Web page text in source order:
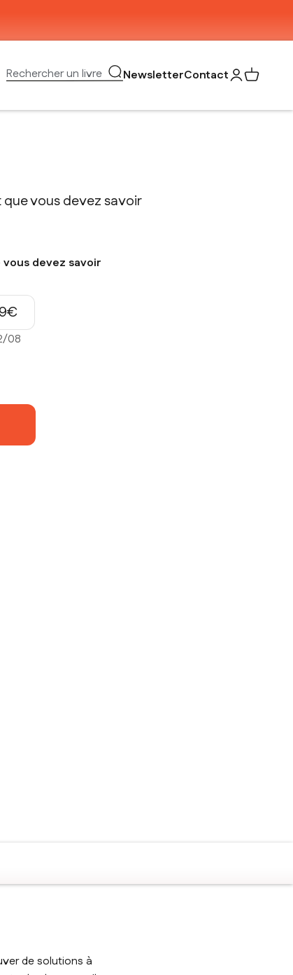
Ouvrir la recherche
Rechercher un livre NewsletterContactOuvrir le
Voir mon
vous devez savoir
devez savoir
vente
08
de solutions à